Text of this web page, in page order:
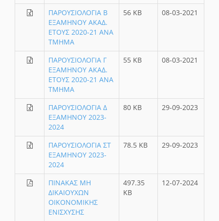
ΠΑΡΟΥΣΙΟΛΟΓΙΑ Β
ΕΞΑΜΗΝΟΥ ΑΚΑΔ.
ΕΤΟΥΣ 2020-21 ΑΝΑ
ΤΜΗΜΑ
56 KB 08-03-2021
ΠΑΡΟΥΣΙΟΛΟΓΙΑ Γ
ΕΞΑΜΗΝΟΥ ΑΚΑΔ.
ΕΤΟΥΣ 2020-21 ΑΝΑ
ΤΜΗΜΑ
55 KB 08-03-2021
ΠΑΡΟΥΣΙΟΛΟΓΙΑ Δ
ΕΞΑΜΗΝΟΥ 2023-
2024
80 KB 29-09-2023
ΠΑΡΟΥΣΙΟΛΟΓΙΑ ΣΤ
ΕΞΑΜΗΝΟΥ 2023-
2024
78.5 KB 29-09-2023
ΠΙΝΑΚΑΣ ΜΗ
ΔΙΚΑΙΟΥΧΩΝ
ΟΙΚΟΝΟΜΙΚΗΣ
ΕΝΙΣΧΥΣΗΣ
497.35
KB
12-07-2024